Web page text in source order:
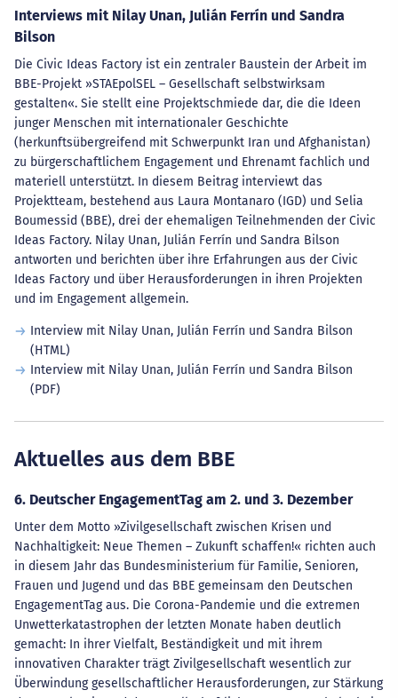
Interviews mit Nilay Unan, Julián Ferrín und Sandra
Bilson
Die Civic Ideas Factory ist ein zentraler Baustein der Arbeit im
BBE-Projekt »STAEpolSEL – Gesellschaft selbstwirksam
gestalten«. Sie stellt eine Projektschmiede dar, die die Ideen
junger Menschen mit internationaler Geschichte
(herkunftsübergreifend mit Schwerpunkt Iran und Afghanistan)
zu bürgerschaftlichem Engagement und Ehrenamt fachlich und
materiell unterstützt. In diesem Beitrag interviewt das
Projektteam, bestehend aus Laura Montanaro (IGD) und Selia
Boumessid (BBE), drei der ehemaligen Teilnehmenden der Civic
Ideas Factory. Nilay Unan, Julián Ferrín und Sandra Bilson
antworten und berichten über ihre Erfahrungen aus der Civic
Ideas Factory und über Herausforderungen in ihren Projekten
und im Engagement allgemein.
Interview mit Nilay Unan, Julián Ferrín und Sandra Bilson
(HTML)
Interview mit Nilay Unan, Julián Ferrín und Sandra Bilson
(PDF)
Aktuelles aus dem BBE
6. Deutscher EngagementTag am 2. und 3. Dezember
Unter dem Motto »Zivilgesellschaft zwischen Krisen und
Nachhaltigkeit: Neue Themen – Zukunft schaffen!« richten auch
in diesem Jahr das Bundesministerium für Familie, Senioren,
Frauen und Jugend und das BBE gemeinsam den Deutschen
EngagementTag aus. Die Corona-Pandemie und die extremen
Unwetterkatastrophen der letzten Monate haben deutlich
gemacht: In ihrer Vielfalt, Beständigkeit und mit ihrem
innovativen Charakter trägt Zivilgesellschaft wesentlich zur
Überwindung gesellschaftlicher Herausforderungen, zur Stärkung